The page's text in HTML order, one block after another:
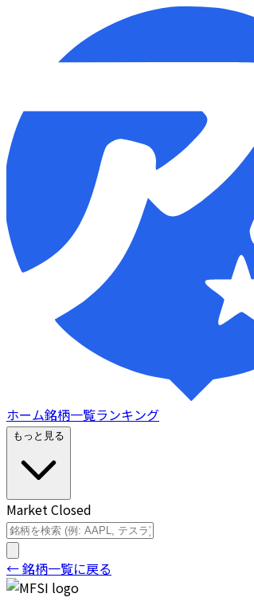
ホーム銘柄一覧ランキング
もっと見る
Market Closed
← 銘柄一覧に戻る